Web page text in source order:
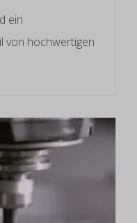
ein
von hochwertigen